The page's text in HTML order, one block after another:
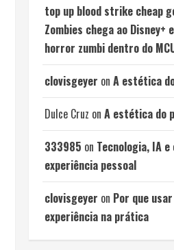
top up blood strike cheap
Zombies chega ao Disney+
horror zumbi dentro do
clovisgeyer on A estética
Dulce Cruz on A estética do
333985 on Tecnologia, IA
experiência pessoal
clovisgeyer on Por que
experiência na prática